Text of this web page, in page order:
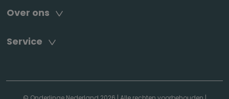
Over ons
Service